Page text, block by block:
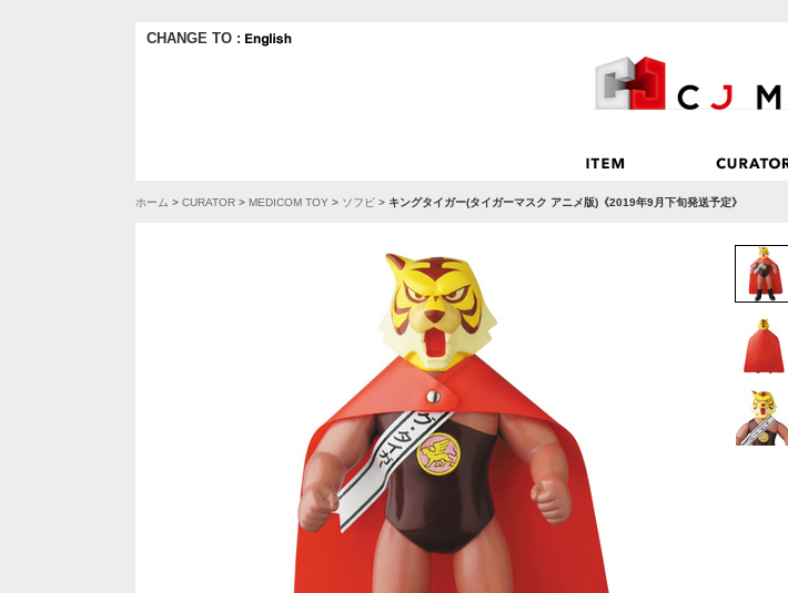
CHANGE TO :
ホーム > CURATOR > MEDICOM TOY > ソフビ > キングタイガー(タイガーマスク アニメ版)《2019年9月下旬発送予定》